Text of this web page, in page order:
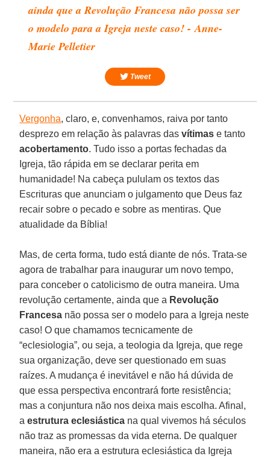
ainda que a Revolução Francesa não possa ser
o modelo para a Igreja neste caso! - Anne-
Marie Pelletier
Tweet
Vergonha, claro, e, convenhamos, raiva por tanto
desprezo em relação às palavras dasvítimas e tanto
acobertamento. Tudo isso a portas fechadas da
Igreja, tão rápida em se declarar perita em
humanidade! Na cabeça pululam os textos das
Escrituras que anunciam o julgamento que Deus faz
recair sobre o pecado e sobre as mentiras. Que
atualidade da Bíblia!
Mas, de certa forma, tudo está diante de nós. Trata-se
agora de trabalhar para inaugurar um novo tempo,
para conceber o catolicismo de outra maneira. Uma
revolução certamente, ainda que a Revolução
Francesa não possa ser o modelo para a Igreja neste
caso! O que chamamos tecnicamente de
“eclesiologia”, ou seja, a teologia da Igreja, que rege
sua organização, deve ser questionado em suas
raízes. A mudança é inevitável e não há dúvida de
que essa perspectiva encontrará forte resistência;
mas a conjuntura não nos deixa mais escolha. Afinal,
aestrutura eclesiástica na qual vivemos há séculos
não traz as promessas da vida eterna. De qualquer
maneira, não era a estrutura eclesiástica da Igreja